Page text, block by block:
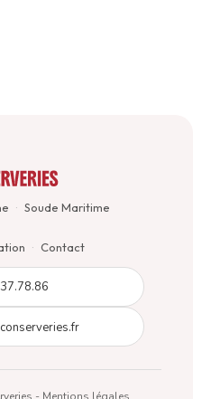
Soude Maritime
Contact